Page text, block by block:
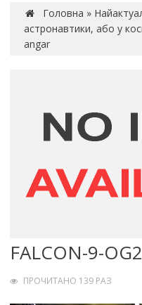
Головна »
астронавтики, або у
angar
FALCON-9-
ПРОЧИТАНО 139 РАЗ